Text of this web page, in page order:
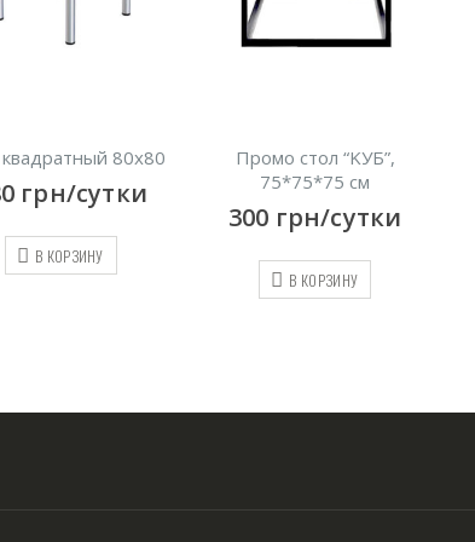
80х80
грн/сутки
В КОРЗИНУ
Промо стол “KУБ”,
75*75*75 см
300 грн/сутки
В КОРЗИНУ